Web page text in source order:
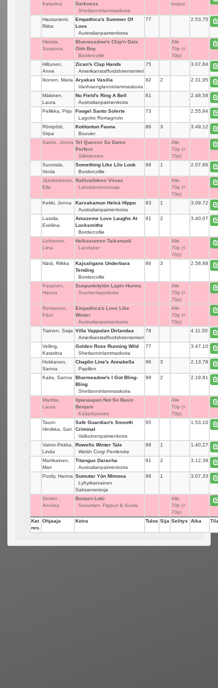
Katariina
Darkness
Shetlanninlammaskoira
luopui
Hautaniemi,
Riitta
Empathica's Summer Of
Love
Australianpaimenkoira
77 2.53,75
Hietala,
Susanna
Bluemeadow's Chip'n Dale
Ohh Boy
Bordercollie
Alle
70p (<
70p)
Hiltunen,
Anne
Zican's Clap Hands
Amerikanstaffordshirenterrieri
75 3.07,84
Ikonen, Maria Aryakas Vasilia
Vanhaenglanninlammaskoira
92 2 2.31,95
Mäkinen,
Laura
No Field's Ring A Bell
Australianpaimenkoira
81 2.48,58
Pellikka, Pirjo
Foogel Santo Solerte
Lagotto Romagnolo
73 2.55,84
Römpötti,
Sirpa
Kotitontun Fauna
Bouvier
86 3 3.49,12
Sainio, Jonna Tel Quessir So Damn
Perfect
Silkkiterrieri
Alle
70p (<
70p)
Suomala,
Venla
Something Like Lilo Look
Bordercollie
98 1 2.07,66
Jääskeläinen,
Ella
Rallivaihteen Viisas
Labradorinnoutaja
Alle
70p (<
70p)
Kekki, Jonna
Karvakamun Heleä Hippu
Australianpaimenkoira
93 1 3.09,72
Lassila,
Eveliina
Amazeme Love Laughs At
Locksmiths
Bordercollie
91 2 3.40,07
Lehtonen,
Liina
Helkavuoren Taikanuoli
Landseer
Alle
70p (<
70p)
Närä, Riikka
Kajsaligans Underbara
Tending
Bordercollie
86 3 2.58,88
Pasanen,
Hanna
Suopunkitytön Lapin Hurma
Suomenlapinkoira
Alle
70p (<
70p)
Ronkanen,
Päivi
Empathica's Love Like
Winter
Australianpaimenkoira
Alle
70p (<
70p)
Tiainen, Saija Villa Vappulan Dirlandaa
Amerikanstaffordshirenterrieri
78 4.11,50
Velling,
Katariina
Golden Rose Running Wild
Shetlanninlammaskoira
77 3.47,10
Hokkanen,
Sanna
Chaplin Line's Annabella
Papillon
96 3 2.13,78
Kaita, Sanna
Bluemeadow's I Got Bling-
Bling
Shetlanninlammaskoira
99 2 2.19,81
Marttila,
Laura
Iipanaapan Not So Basic
Benjam
Kääpiöpinseri
Alle
70p (<
70p)
Tauni-
Hintikka, Sari
Safe Guardian's Smooth
Criminal
Valkoinenpaimenkoira
95 1.53,10
Vainio-Pekka,
Linda
Rowells Winter Tale
Welsh Corgi Pembroke
99 1 1.40,27
Martikainen,
Mari
Titangus Daracha
Australianpaimenkoira
91 2 3.12,39
Purdy, Hanna Sumutar Yön Mimosa
Lyhytkarvainen
Saksanseisoja
98 1 3.07,33
Sinkko ,
Anniina
Bonzen Loki
Snautseri, Pippuri & Suola
Alle
70p (<
70p)
Kat
nro.
Ohjaaja Koira Tulos Sija Selitys Aika